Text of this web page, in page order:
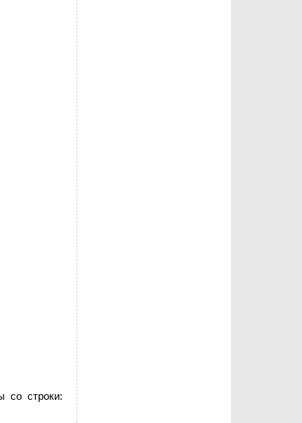
со строки: